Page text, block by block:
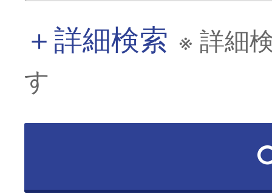
＋詳細検索 ※ 詳細
す